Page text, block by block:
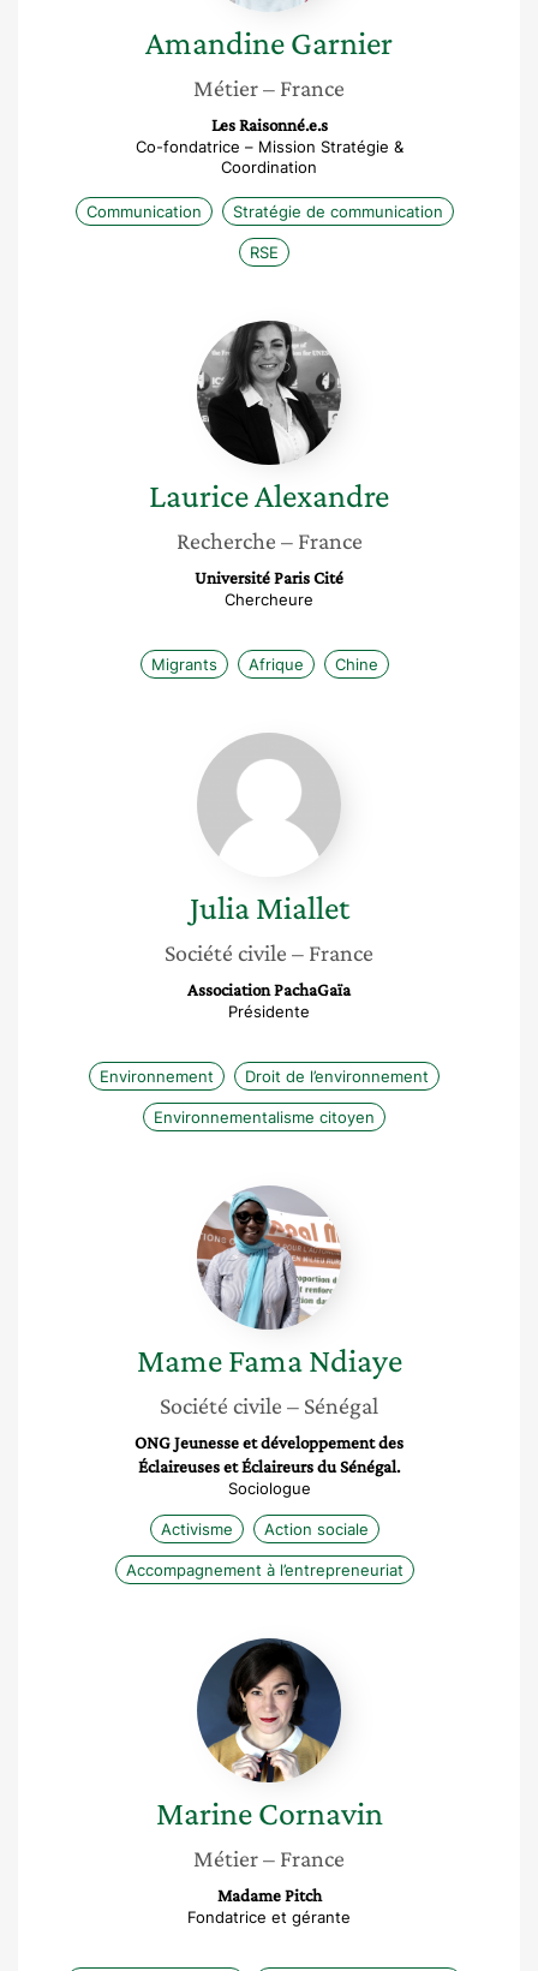
AmandineGarnier
Métier– France
Les Raisonné.e.s
Co-fondatrice – Mission Stratégie &
Coordination
Communication Stratégie de communication
RSE
Laurice
Alexandre
LauriceAlexandre
Recherche – France
Université Paris Cité
Chercheure
Migrants Afrique Chine
Julia
Miallet
Julia Miallet
Société civile – France
Association PachaGaïa
Présidente
Environnement Droit de l’environnement
Environnementalisme citoyen
Mame
Fama
Ndiaye
Mame Fama Ndiaye
Société civile – Sénégal
ONG Jeunesse et développement des
Éclaireuses et Éclaireurs du Sénégal.
Sociologue
Activisme Action sociale
Accompagnement à l’entrepreneuriat
Marine
Cornavin
Marine Cornavin
Métier– France
Madame Pitch
Fondatrice et gérante